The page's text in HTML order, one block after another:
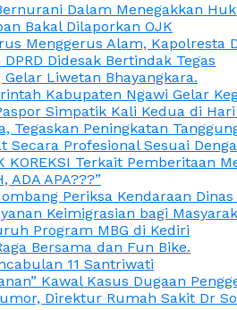
Dalam Menegakkan
Bakal Dilaporkan OJK
Menggerus Alam, Kapolresta
Didesak Bertindak Tegas
Liwetan Bhayangkara.
Kabupaten Ngawi Gelar
Simpatik Kali Kedua di
Peningkatan
Profesional Sesuai
Terkait Pemberitaan
ADA APA???”
Periksa Kendaraan
Keimigrasian bagi
Program MBG di Kediri
Bersama dan Fun Bike.
11 Santriwati
Kawal Kasus Dugaan
Direktur Rumah Sakit Dr